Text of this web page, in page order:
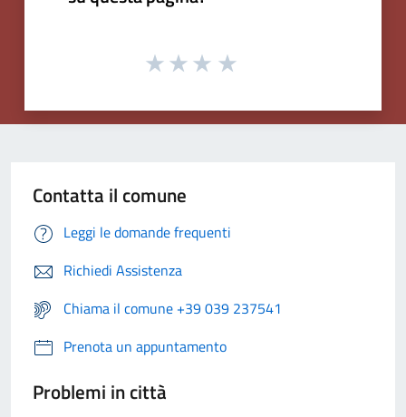
Contatta il comune
Leggi le domande frequenti
Richiedi Assistenza
Chiama il comune +39 039 237541
Prenota un appuntamento
Problemi in città